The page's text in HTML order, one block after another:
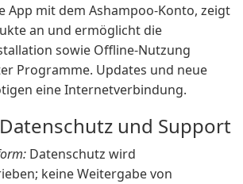
App mit dem Ashampoo-Konto, zeigt
an und ermöglicht die
sowie Offline-Nutzung
Programme. Updates und neue
eine Internetverbindung.
und Support
Datenschutz wird
keine Weitergabe von